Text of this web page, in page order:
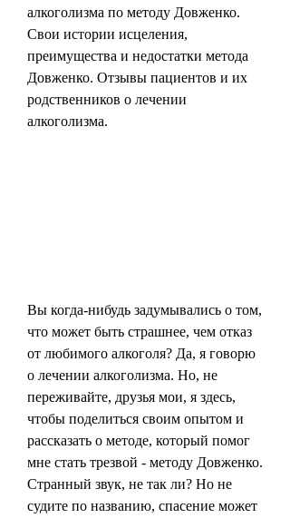
алкоголизма по методу Довженко.
Свои истории исцеления,
преимущества и недостатки метода
Довженко. Отзывы пациентов и их
родственников о лечении
алкоголизма.
Вы когда-нибудь задумывались о том,
что может быть страшнее, чем отказ
от любимого алкоголя? Да, я говорю
о лечении алкоголизма. Но, не
переживайте, друзья мои, я здесь,
чтобы поделиться своим опытом и
рассказать о методе, который помог
мне стать трезвой - методу Довженко.
Странный звук, не так ли? Но не
судите по названию, спасение может